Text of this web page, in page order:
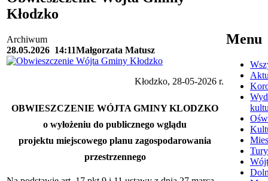
Kłodzko
Archiwum
28.05.2026 14:11Małgorzata Matusz
Kłodzko, 28-05-2026 r.
OBWIESZCZENIE WÓJTA GMINY KLODZKO
o wyłożeniu do publicznego wglądu
projektu miejscowego planu zagospodarowania
przestrzennego
Menu
Wójt